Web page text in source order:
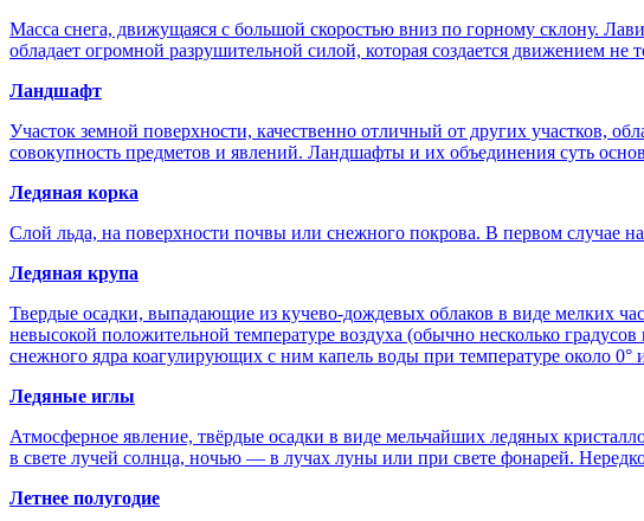
Масса снега, движущаяся с большой скоростью вниз по горному склону.
обладает огромной разрушительной силой, которая создается движением
Ландшафт
Участок земной поверхности, качественно отличный от других участков,
совокупность предметов и явлений. Ландшафты и их объединения суть
Ледяная корка
Слой льда, на поверхности почвы или снежного покрова. В первом случае
Ледяная крупа
Твердые осадки, выпадающие из кучево-дождевых облаков в виде мелких
невысокой положительной температуре воздуха (обычно несколько
снежного ядра коагулирующих с ним капель воды при температуре около 0°
Ледяные иглы
Атмосферное явление, твёрдые осадки в виде мельчайших ледяных
в свете лучей солнца, ночью — в лучах луны или при свете фонарей.
Летнее полугодие